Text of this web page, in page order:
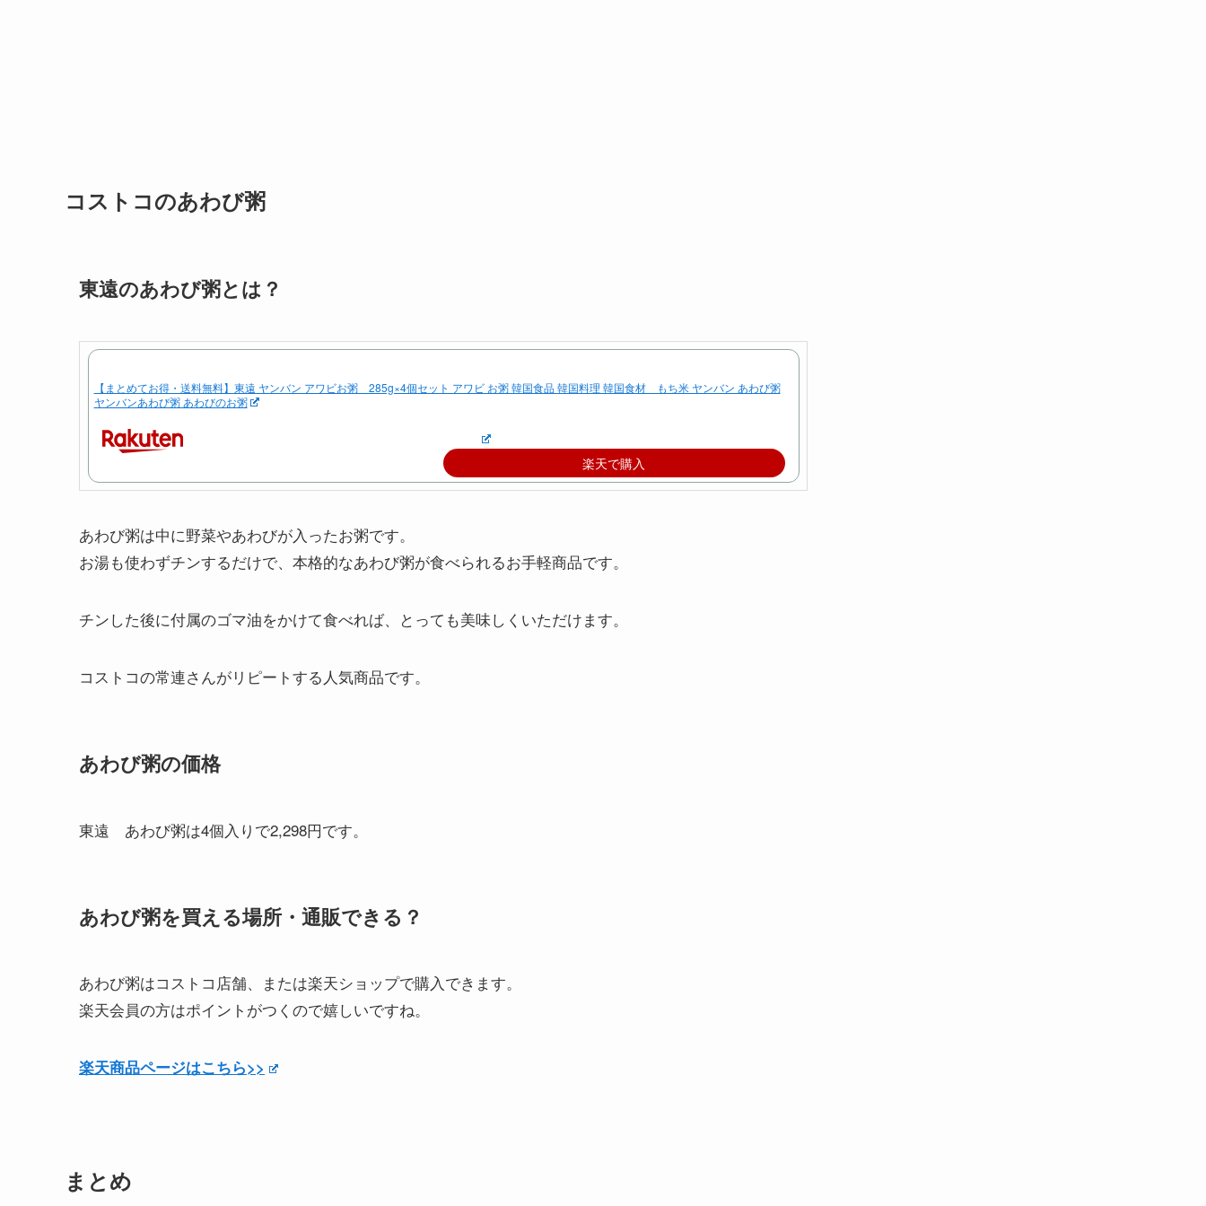
コストコのあわび粥
東遠のあわび粥とは？
【まとめてお得・送料無料】東遠 ヤンバン アワビお粥 285g×4個セット アワビ お粥 韓国食品 韓国料理 韓国食材 もち米 ヤンバン あわび粥
ヤンバンあわび粥 あわびのお粥
楽天で購入
あわび粥は中に野菜やあわびが入ったお粥です。
お湯も使わずチンするだけで、本格的なあわび粥が食べられるお手軽商品です。
チンした後に付属のゴマ油をかけて食べれば、とっても美味しくいただけます。
コストコの常連さんがリピートする人気商品です。
あわび粥の価格
東遠 あわび粥は4個入りで2,298円です。
あわび粥を買える場所・通販できる？
あわび粥はコストコ店舗、または楽天ショップで購入できます。
楽天会員の方はポイントがつくので嬉しいですね。
楽天商品ページはこちら>>
まとめ